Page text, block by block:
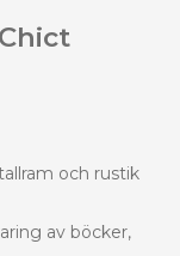
och rustik
av böcker,